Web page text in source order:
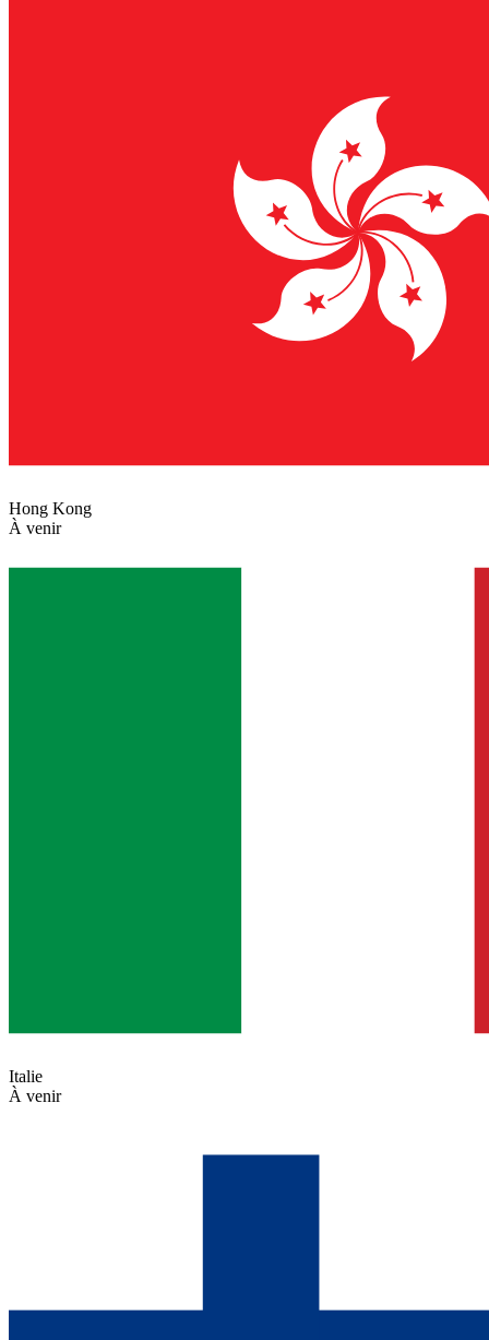
Hong Kong
À venir
Italie
À venir